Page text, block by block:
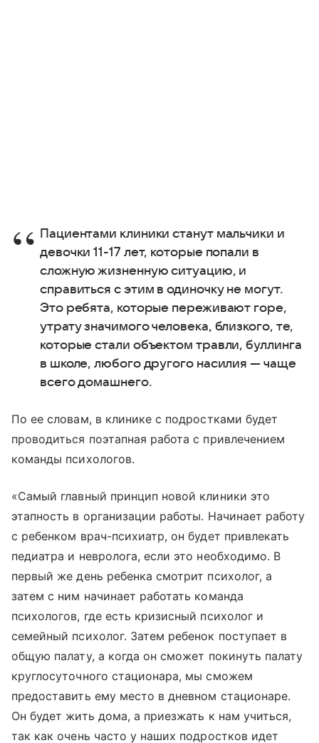
Пациентами клиники станут мальчики и
девочки 11-17 лет, которые попали в
сложную жизненную ситуацию, и
справиться с этим в одиночку не могут.
Это ребята, которые переживают горе,
утрату значимого человека, близкого, те,
которые стали объектом травли, буллинга
в школе, любого другого насилия — чаще
всего домашнего.
По ее словам, в клинике с подростками будет
проводиться поэтапная работа с привлечением
команды психологов.
«Самый главный принцип новой клиники это
этапность в организации работы. Начинает работу
с ребенком врач-психиатр, он будет привлекать
педиатра и невролога, если это необходимо. В
первый же день ребенка смотрит психолог, а
затем с ним начинает работать команда
психологов, где есть кризисный психолог и
семейный психолог. Затем ребенок поступает в
общую палату, а когда он сможет покинуть палату
круглосуточного стационара, мы сможем
предоставить ему место в дневном стационаре.
Он будет жить дома, а приезжать к нам учиться,
так как очень часто у наших подростков идет